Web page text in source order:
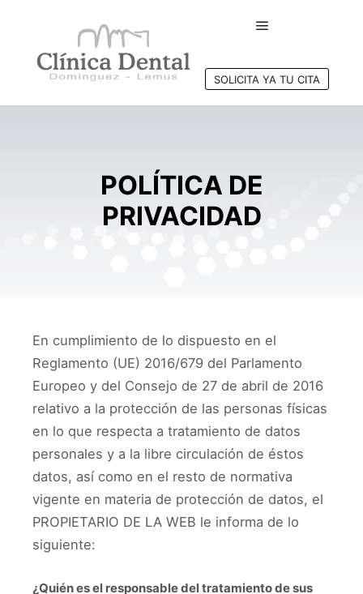
SOLICITA YA TU CITA
POLÍTICA DE
PRIVACIDAD
En cumplimiento de lo dispuesto en el
Reglamento (UE) 2016/679 del Parlamento
Europeo y del Consejo de 27 de abril de 2016
relativo a la protección de las personas físicas
en lo que respecta a tratamiento de datos
personales y a la libre circulación de éstos
datos, así como en el resto de normativa
vigente en materia de protección de datos, el
PROPIETARIO DE LA WEB le informa de lo
siguiente:
¿Quién es el responsable del tratamiento de sus